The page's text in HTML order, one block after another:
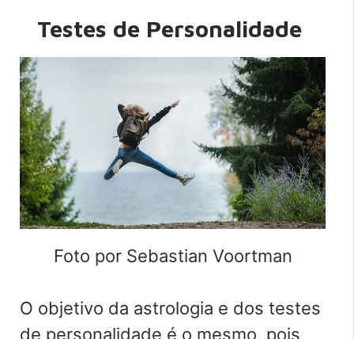
Testes de Personalidade
Foto por Sebastian Voortman
O objetivo da astrologia e dos testes
de personalidade é o mesmo, pois